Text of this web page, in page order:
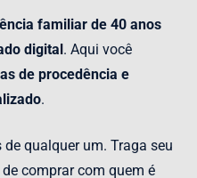
familiar de 40 anos
digital. Aqui você
de procedência e
.
qualquer um. Traga seu
comprar com quem é